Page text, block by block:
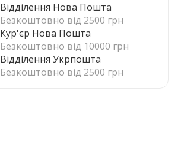
Відділення Нова Пошта
Безкоштовно від 2500 грн
Кур'єр Нова Пошта
Безкоштовно від 10000 грн
Відділення Укрпошта
Безкоштовно від 2500 грн